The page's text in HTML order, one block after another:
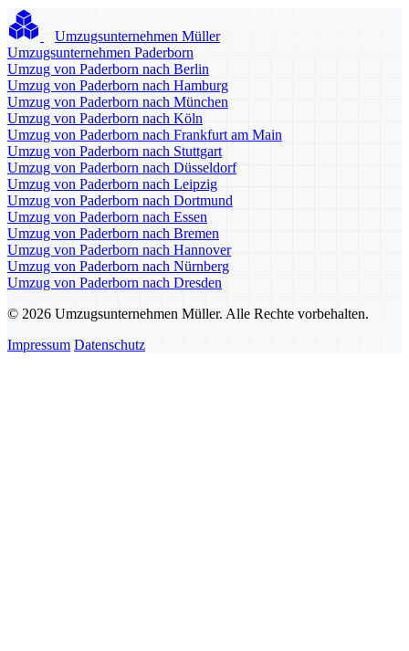
Umzugsunternehmen Müller
Umzugsunternehmen Paderborn
Umzug von Paderborn nach Berlin
Umzug von Paderborn nach Hamburg
Umzug von Paderborn nach München
Umzug von Paderborn nach Köln
Umzug von Paderborn nach Frankfurt am Main
Umzug von Paderborn nach Stuttgart
Umzug von Paderborn nach Düsseldorf
Umzug von Paderborn nach Leipzig
Umzug von Paderborn nach Dortmund
Umzug von Paderborn nach Essen
Umzug von Paderborn nach Bremen
Umzug von Paderborn nach Hannover
Umzug von Paderborn nach Nürnberg
Umzug von Paderborn nach Dresden
© 2026 Umzugsunternehmen Müller. Alle Rechte vorbehalten.
Impressum Datenschutz